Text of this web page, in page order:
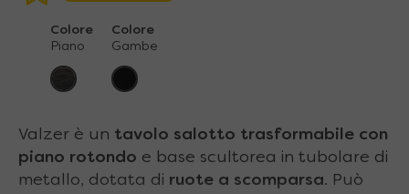
Colore
Piano
Colore
Gambe
Valzer è un tavolo salotto trasformabile con
piano rotondo e base scultorea in tubolare di
metallo, dotata di ruote a scomparsa. Può